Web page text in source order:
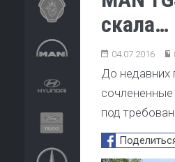
скала…
04.07.2016
До недавних
под